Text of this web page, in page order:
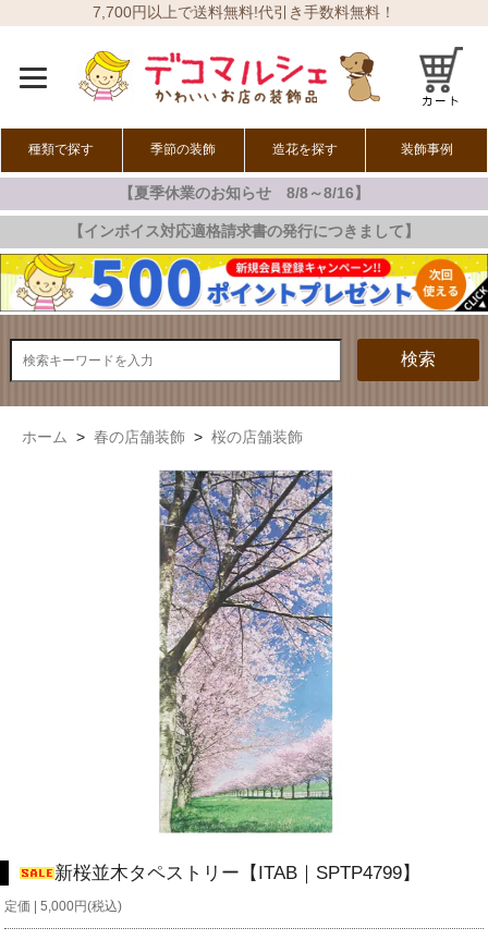
7,700円以上で送料無料!代引き手数料無料！
種類で探す 季節の装飾
春の装飾
夏の装飾
秋の装飾
冬の装飾
オールシーズン
造花を探す 装飾事例
【夏季休業のお知らせ 8/8～8/16】
【インボイス対応適格請求書の発行につきまして】
検索
ホーム > 春の店舗装飾 > 桜の店舗装飾
新桜並木タペストリー【ITAB｜SPTP4799】
定価 | 5,000円(税込)